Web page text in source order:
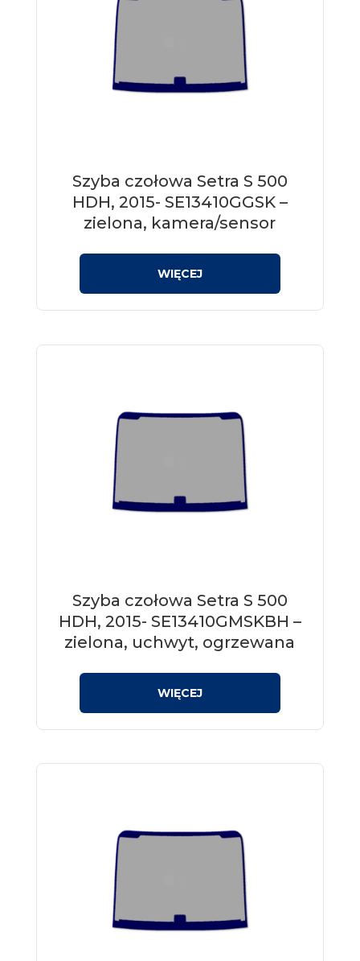
Szyba czołowa Setra S 500
HDH, 2015- SE13410GGSK –
zielona, kamera/sensor
Szyba czołowa Setra S 500
HDH, 2015- SE13410GMSKBH –
zielona, uchwyt, ogrzewana